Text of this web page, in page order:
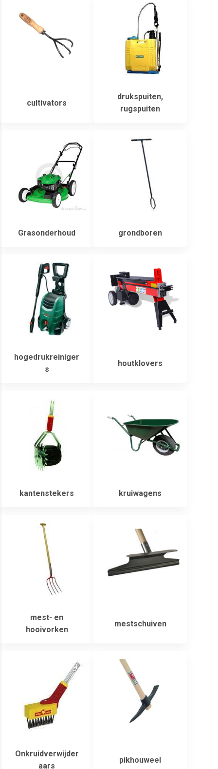
cultivators
drukspuiten,
rugspuiten
Grasonderhoud grondboren
hogedrukreiniger
s
houtklovers
kantenstekers kruiwagens
mest- en
hooivorken
mestschuiven
Onkruidverwijder
aars
pikhouweel